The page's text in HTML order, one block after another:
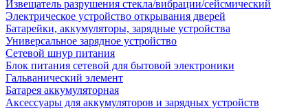
Извещатель разрушения стекла/вибрации/сейсмический
Электрическое устройство открывания дверей
Батарейки, аккумуляторы, зарядные устройства
Универсальное зарядное устройство
Сетевой шнур питания
Блок питания сетевой для бытовой электроники
Гальванический элемент
Батарея аккумуляторная
Аксессуары для аккумуляторов и зарядных устройств